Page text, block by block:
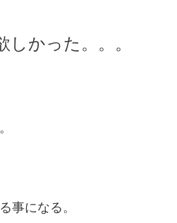
かった。。。
事になる。